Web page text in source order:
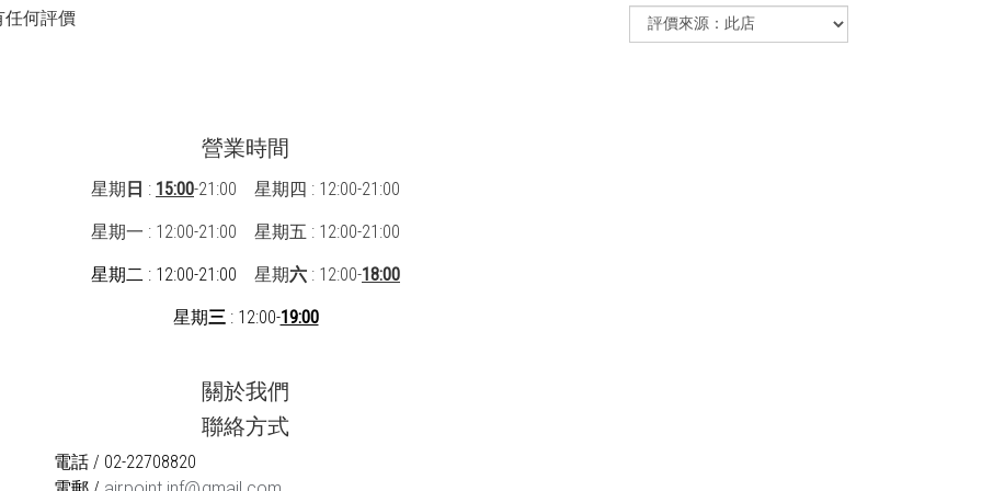
任何評價
營業時間
星期 日 : 15:00-21:00 星期四 : 12:00-21:00
星期一 : 12:00-21:00 星期五 : 12:00-21:00
星期二 : 12:00-21:00 星期六 : 12:00-18:00
星期三: 12:00-19:00
關於我們
聯絡方式
電話 / 02-22708820